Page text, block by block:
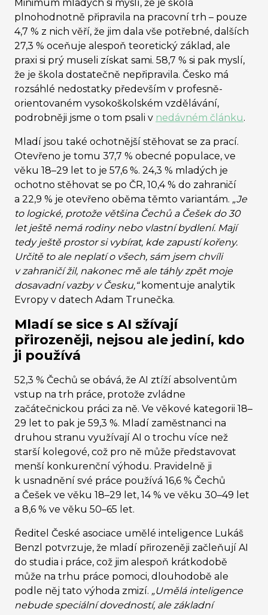
Minimum mladých si myslí, že je škola
plnohodnotně připravila na pracovní trh – pouze
4,7 % z nich věří, že jim dala vše potřebné, dalších
27,3 % oceňuje alespoň teoretický základ, ale
praxi si prý museli získat sami. 58,7 % si pak myslí,
že je škola dostatečně nepřipravila. Česko má
rozsáhlé nedostatky především v profesně-
orientovaném vysokoškolském vzdělávání,
podrobněji jsme o tom psali v nedávném článku.
Mladí jsou také ochotnější stěhovat se za prací.
Otevřeno je tomu 37,7 % obecné populace, ve
věku 18–29 let to je 57,6 %. 24,3 % mladých je
ochotno stěhovat se po ČR, 10,4 % do zahraničí
a 22,9 % je otevřeno oběma těmto variantám. „Je
to logické, protože většina Čechů a Češek do 30
let ještě nemá rodiny nebo vlastní bydlení. Mají
tedy ještě prostor si vybírat, kde zapustí kořeny.
Určitě to ale neplatí o všech, sám jsem chvíli
v zahraničí žil, nakonec mě ale táhly zpět moje
dosavadní vazby v Česku,“komentuje analytik
Evropy v datech Adam Trunečka.
Mladí se sice s AI sžívají
přirozeněji, nejsou ale jediní, kdo
ji používá
52,3 % Čechů se obává, že AI ztíží absolventům
vstup na trh práce, protože zvládne
začátečnickou práci za ně. Ve věkové kategorii 18–
29 let to pak je 59,3 %. Mladí zaměstnanci na
druhou stranu využívají AI o trochu více než
starší kolegové, což pro ně může představovat
menší konkurenční výhodu. Pravidelně ji
k usnadnění své práce používá 16,6 % Čechů
a Češek ve věku 18–29 let, 14 % ve věku 30–49 let
a 8,6 % ve věku 50–65 let.
Ředitel České asociace umělé inteligence Lukáš
Benzl potvrzuje, že mladí přirozeněji začleňují AI
do studia i práce, což jim alespoň krátkodobě
může na trhu práce pomoci, dlouhodobě ale
podle něj tato výhoda zmizí. „Umělá inteligence
nebude speciální dovedností, ale základní